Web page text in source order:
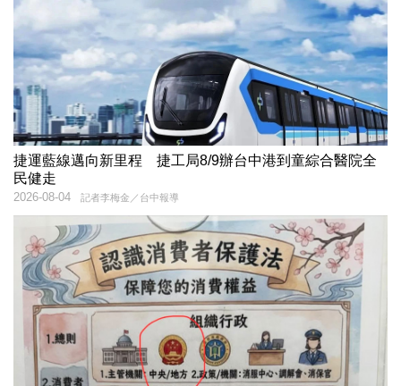
捷運藍線邁向新里程 捷工局8/9辦台中港到童綜合醫院全
民健走
記者李梅金／台中報導
2026-08-04